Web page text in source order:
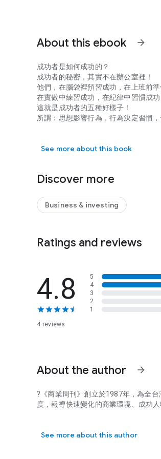
About this ebook arrow_forward
成功者是如何成功的？
成功者的秘密，其實不在辦公室裡！
他們，在腦袋裡預習成功，在上班前準
在實做中練習成功，在紀律中習慣成
這就是成功者的五種好樣子！
所謂：思想影響行為，行為決定習慣
「人生富翁」。本書從一個個真實案
See more about this book
Discover more
Business & investing
Ratings and reviews
4.8
4 reviews
5
4
3
2
1
About the author arrow_forward
?《商業周刊》創立於1987年，為全
度，報導快速變化的商業環境、 成功
?《商業周刊》創立於1987年，為全
See more about this author